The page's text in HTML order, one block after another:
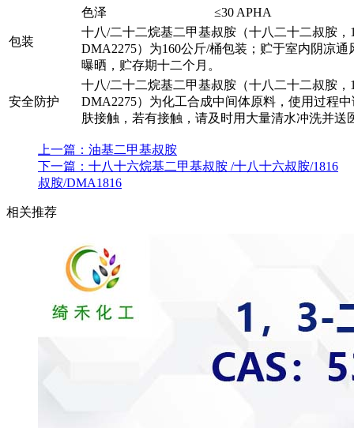
色泽
≤30 APHA
包装
十八/二十二烷基二甲基叔胺（十八二十二叔胺，
DMA2275）为160公斤/桶包装；贮于室内阴凉通
曝晒，贮存期十二个月。
安全防护
十八/二十二烷基二甲基叔胺（十八二十二叔胺，
DMA2275）为化工合成中间体原料，使用过程
肤接触，若有接触，请及时用大量清水冲洗并送
上一篇： 油基二甲基叔胺
下一篇： 十八十六烷基二甲基叔胺 /十八十六叔胺/1816
叔胺/DMA1816
相关推荐